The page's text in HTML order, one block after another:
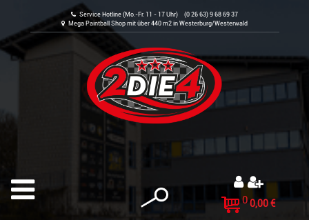
Service Hotline (Mo.-Fr. 11 - 17 Uhr) (0 26 63) 9 68 69 37
Mega Paintball Shop mit über 440 m2 in Westerburg/Westerwald
0 0,00 €